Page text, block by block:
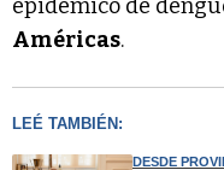
epidémico de
Américas.
LEÉ TAMBIÉN:
DESDE